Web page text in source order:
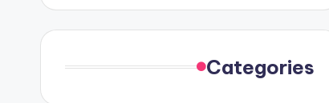
Categories